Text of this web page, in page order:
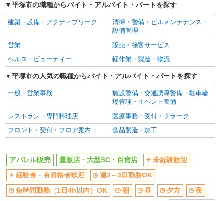
昼
夕方
夜
扶養内勤務OK
副業・WワークOK
交通費支給
各種手当（家族・役職・インセン
ティブなど）あり
社員登用あり
同じ職種から求人を探す
ファッション・アパレル
アパレル販売
販売・接客サービス
量販店・大型SC・百貨店
同じ特徴から求人を探す
未経験歓迎
週2～3日勤務OK
平塚市の職種からバイト・アルバイト・パートを探す
建築・設備・アクティブワーク
清掃・警備・ビルメンテナンス・
設備管理
営業
販売・接客サービス
ヘルス・ビューティー
軽作業・製造・物流
平塚市の人気の職種からバイト・アルバイト・パートを探す
一般・営業事務
施設警備・交通誘導警備・駐車輪
場管理・イベント警備
レストラン・専門料理店
医療事務・受付・クラーク
フロント・受付・フロア案内
食品製造・加工
アパレル販売 量販店・大型SC・百貨店
未経験歓迎
経験者・有資格者歓迎
週2～3日勤務OK
短時間勤務（1日4h以内）OK
朝 昼 夕方
夜